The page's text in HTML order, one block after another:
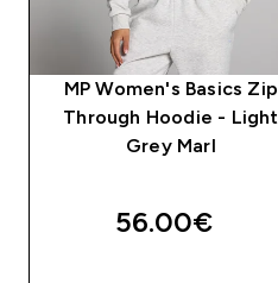
MP Women's Basics Zip
Through Hoodie - Light
Grey Marl
56.00€‎